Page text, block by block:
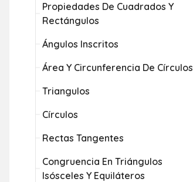
Propiedades De Cuadrados Y
Rectángulos
Ángulos Inscritos
Área Y Circunferencia De Círculos
Triangulos
Círculos
Rectas Tangentes
Congruencia En Triángulos
Isósceles Y Equiláteros